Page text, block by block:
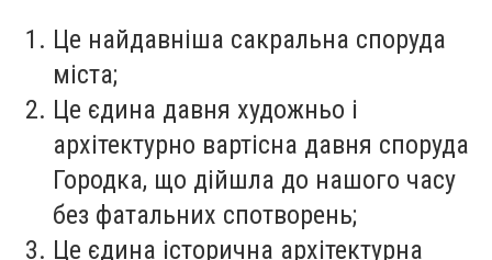
Це найдавніша сакральна споруда
міста;
Це єдина давня художньо і
архітектурно вартісна давня споруда
Городка, що дійшла до нашого часу
без фатальних спотворень;
Це єдина історична архітектурна